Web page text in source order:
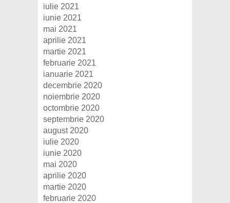
iulie 2021
iunie 2021
mai 2021
aprilie 2021
martie 2021
februarie 2021
ianuarie 2021
decembrie 2020
noiembrie 2020
octombrie 2020
septembrie 2020
august 2020
iulie 2020
iunie 2020
mai 2020
aprilie 2020
martie 2020
februarie 2020